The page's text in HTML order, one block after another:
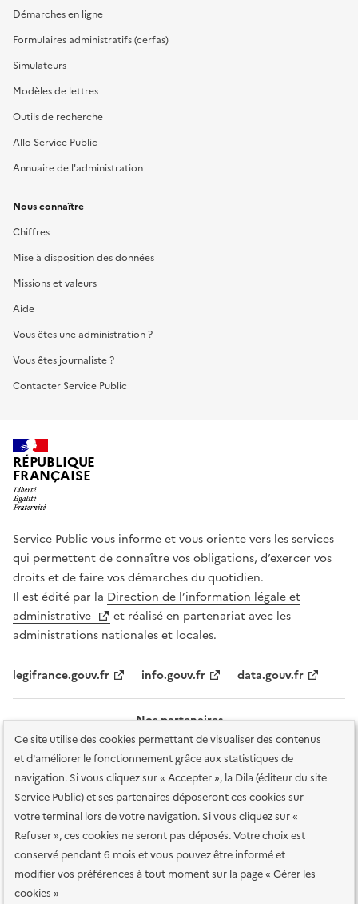
Ce site utilise des cookies permettant de visualiser des contenus
et d'améliorer le fonctionnement grâce aux statistiques de
navigation. Si vous cliquez sur « Accepter », la Dila (éditeur du site
Service Public) et ses partenaires déposeront ces cookies sur
votre terminal lors de votre navigation. Si vous cliquez sur «
Refuser », ces cookies ne seront pas déposés. Votre choix est
conservé pendant 6 mois et vous pouvez être informé et
modifier vos préférences à tout moment sur la page « Gérer les
cookies »
Démarches en ligne
Formulaires administratifs (cerfas)
Simulateurs
Modèles de lettres
Outils de recherche
Allo Service Public
Annuaire de l'administration
Nous connaître
Chiffres
Mise à disposition des données
Missions et valeurs
Aide
Vous êtes une administration ?
Vous êtes journaliste ?
Contacter Service Public
RÉPUBLIQUE
FRANÇAISE
Service Public vous informe et vous oriente vers les services
qui permettent de connaître vos obligations, d’exercer vos
droits et de faire vos démarches du quotidien.
Il est édité par la Direction de l’information légale et
administrative
et réalisé en partenariat avec les
administrations nationales et locales.
legifrance.gouv.fr info.gouv.fr data.gouv.fr
Nos partenaires
Plan du site Accessibilité : totalement conforme
Accessibilité des
services en ligne Mentions légales Données personnelles et sécurité
Conditions générales d'utilisation Gestion des cookies